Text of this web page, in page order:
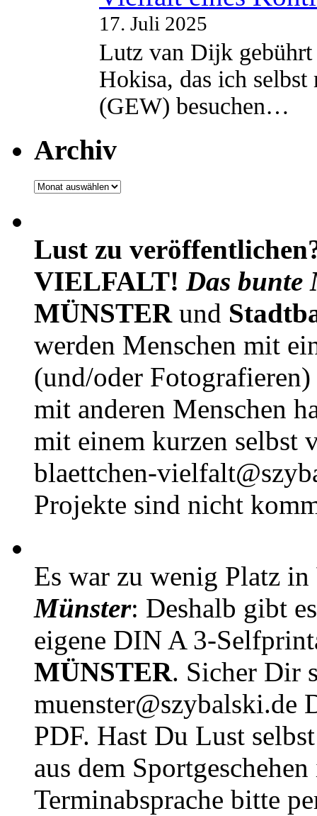
17. Juli 2025
Lutz van Dijk
Hokisa, das ich
(GEW) besuchen…
Archiv
Archiv
Lust zu
VIELFALT! Das bunte
MÜNSTERund
werden Menschen mit
(und/oder
mit anderen Menschen
mit einem kurzen selbst
blaettchen-
Projekte sind nicht
Es war zu wenig Platz in
Münster: Deshalb gibt
eigene DIN A 3-
MÜNSTER. Sicher Dir
muenster@szybalski.de
PDF. Hast Du Lust
aus dem
Terminabsprache bitte